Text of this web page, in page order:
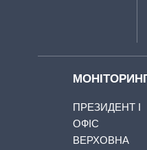
ПРЕЗИДЕНТ І
ОФІС
ВЕРХОВНА